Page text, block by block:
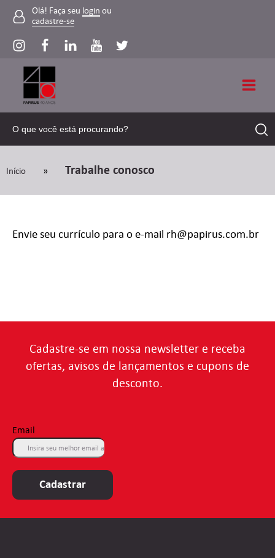
Olá! Faça seu login ou
cadastre-se
Início » Trabalhe conosco
Envie seu currículo para o e-mail rh@papirus.com.br
Cadastre-se em nossa newsletter e receba
ofertas, avisos de lançamentos e cupons de
desconto.
Email
Cadastrar